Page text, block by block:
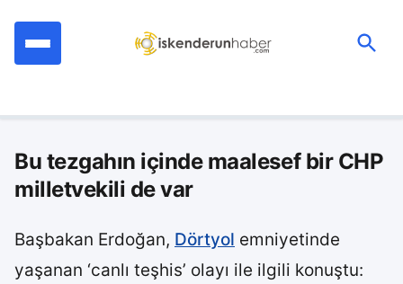
Bu tezgahın içinde maalesef bir CHP
milletvekili de var
Başbakan Erdoğan, Dörtyol emniyetinde
yaşanan ‘canlı teşhis’ olayı ile ilgili konuştu: